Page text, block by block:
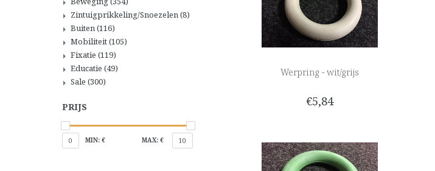
Zintuigprikkeling/Snoezelen(8)
Buiten(116)
Mobiliteit(105)
Fixatie (119)
Educatie (49)
Sale (300)
PRIJS
0 MIN: € MAX: € 10
Werpring - wit/grijs
€5,84